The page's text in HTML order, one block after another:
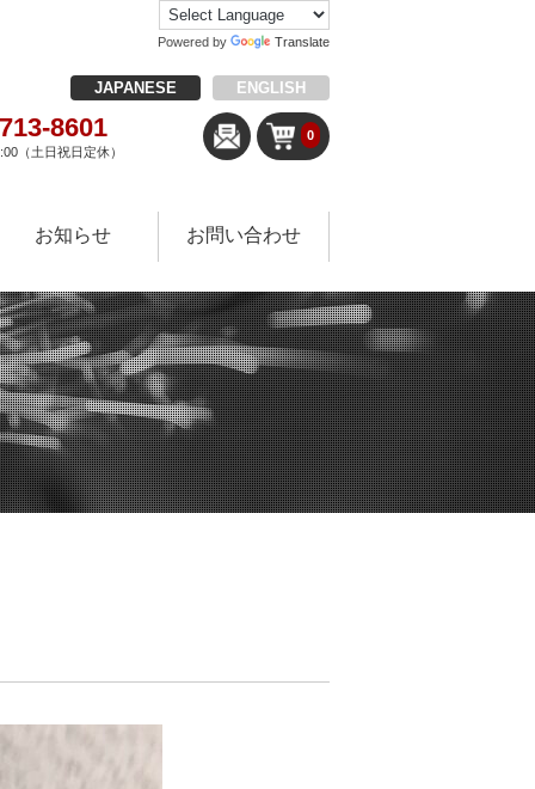
Powered by Translate
JAPANESE ENGLISH
8601
（土日祝日定休）
0
お知らせ お問い合わせ